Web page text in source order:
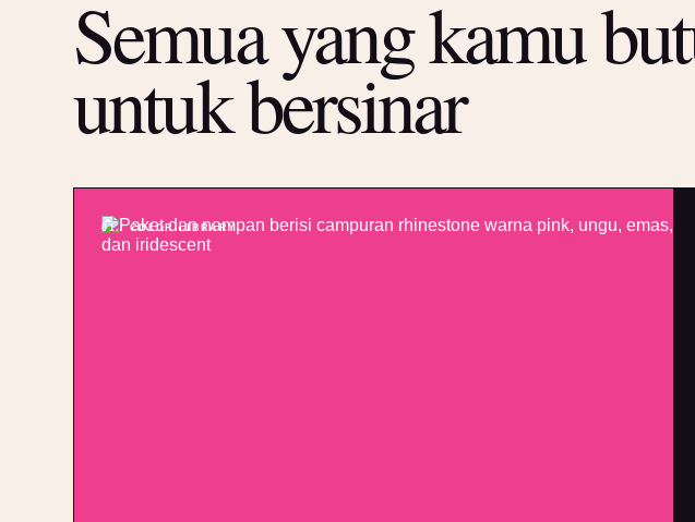
Semua yang kamu
untuk bersinar
01 / COLOR LIBRARY